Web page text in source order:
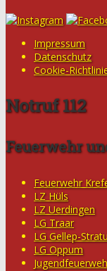
Impressum
Datenschutz
Cookie-
Notruf 112
Feuerwehr
Feuerwehr
LZ Hüls
LZ Uerdingen
LG Traar
LG Gellep-
LG Oppum